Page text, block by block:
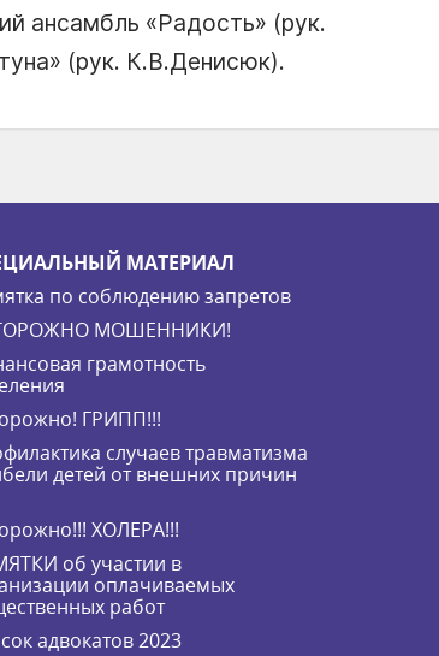
ансамбль «Радость» (рук.
(рук. К.В.Денисюк).
МАТЕРИАЛ
по соблюдению запретов
МОШЕННИКИ!
грамотность
ГРИПП!!!
случаев травматизма
детей от внешних причин
ХОЛЕРА!!!
об участии в
оплачиваемых
работ
адвокатов 2023